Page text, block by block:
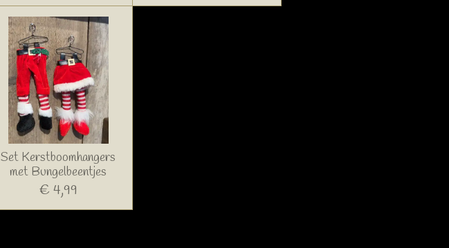
Set Kerstboomhangers
met Bungelbeentjes
€ 4,99